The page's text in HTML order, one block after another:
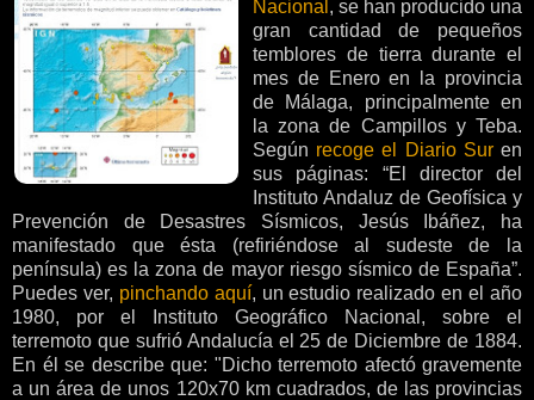
Nacional , se han producido una
gran cantidad
de pequeños
temblores de tierra durante el
mes de Enero en la provincia
de Málaga, principalmente en
la zona de Campillos y Teba.
Según recoge el Diario Suren
sus páginas: “El director del
Instituto Andaluz de Geofísica y
Prevención de Desastres Sísmicos, Jesús Ibáñez, ha
manifestado que ésta (refiriéndose al sudeste de la
península) es la zona de mayor riesgo sísmico de España”.
Puedes ver, pinchando aquí, un estudio realizado en el año
1980, por el Instituto Geográfico Nacional, sobre el
terremoto que sufrió Andalucía el 25 de Diciembre de 1884.
En él se describe que: "Dicho terremoto afectó gravemente
a un área de unos 120x70 km cuadrados, de las provincias